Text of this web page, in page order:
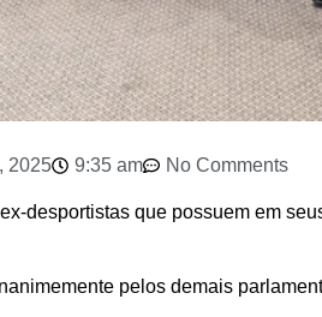
2025 9:35 am No Comments
desportistas que possuem em
pelos demais